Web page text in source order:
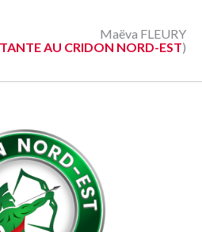
Maëva FLEURY
AU CRIDON NORD-EST)